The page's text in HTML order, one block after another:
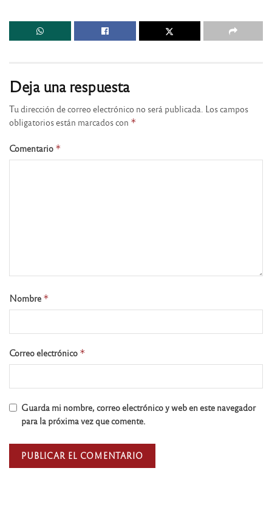
Deja una respuesta
Tu dirección de correo electrónico no será publicada. Los campos
obligatorios están marcados con *
Comentario *
Nombre *
Correo electrónico *
Guarda mi nombre, correo electrónico y web en este navegador
para la próxima vez que comente.